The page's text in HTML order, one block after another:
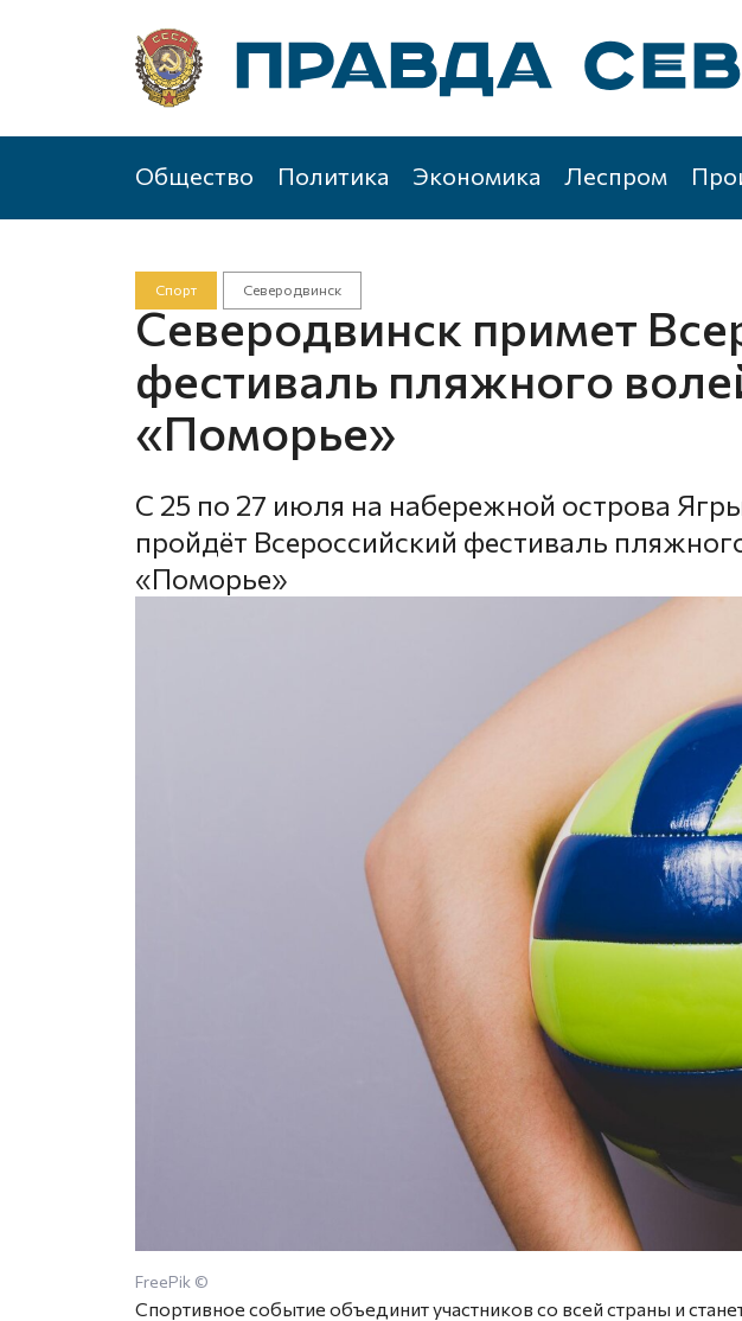
Общество Политика Экономика Леспром
Спорт Северодвинск
Северодвинск примет
фестиваль пляжного
«Поморье»
С 25 по 27 июля на набережной острова
пройдёт Всероссийский фестиваль
«Поморье»
FreePik ©
Спортивное событие объединит участников со всей страны и